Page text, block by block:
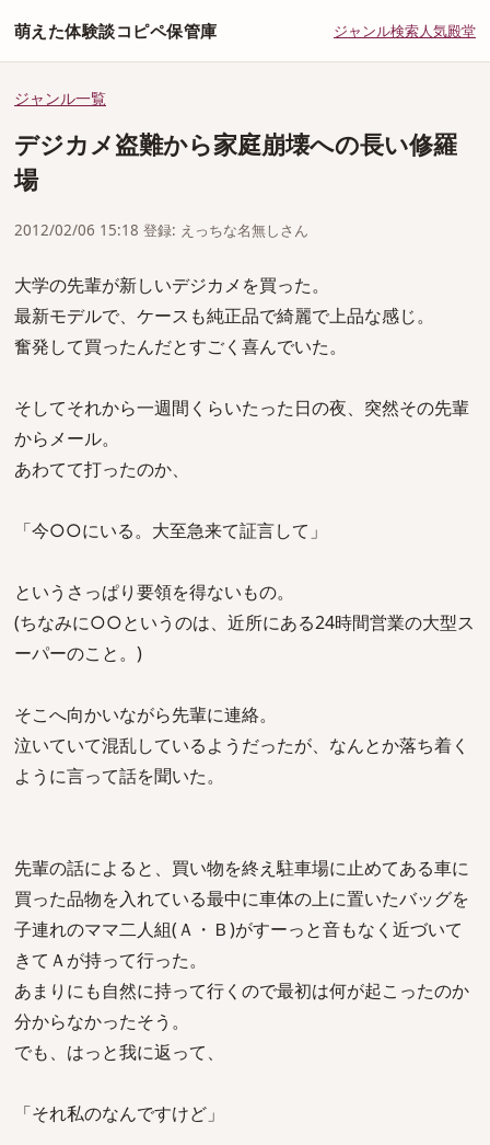
萌えた体験談コピペ保管庫 ジャンル検索人気殿堂
ジャンル一覧
デジカメ盗難から家庭崩壊への長い修羅
場
2012/02/06 15:18 登録: えっちな名無しさん
大学の先輩が新しいデジカメを買った。
最新モデルで、ケースも純正品で綺麗で上品な感じ。
奮発して買ったんだとすごく喜んでいた。
そしてそれから一週間くらいたった日の夜、突然その先輩
からメール。
あわてて打ったのか、
「今○○にいる。大至急来て証言して」
というさっぱり要領を得ないもの。
(ちなみに○○というのは、近所にある24時間営業の大型ス
ーパーのこと。)
そこへ向かいながら先輩に連絡。
泣いていて混乱しているようだったが、なんとか落ち着く
ように言って話を聞いた。
先輩の話によると、買い物を終え駐車場に止めてある車に
買った品物を入れている最中に車体の上に置いたバッグを
子連れのママ二人組(Ａ・Ｂ)がすーっと音もなく近づいて
きてＡが持って行った。
あまりにも自然に持って行くので最初は何が起こったのか
分からなかったそう。
でも、はっと我に返って、
「それ私のなんですけど」